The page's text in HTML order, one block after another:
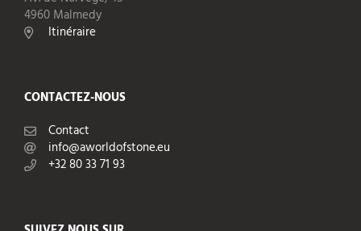
4960 Malmedy
Itinéraire
CONTACTEZ-NOUS
Contact
info@aworldofstone.eu
+32 80 33 71 93